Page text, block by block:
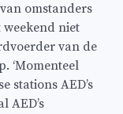
omstanders
niet
van de
‘Momenteel
stations AED’s
AED’s